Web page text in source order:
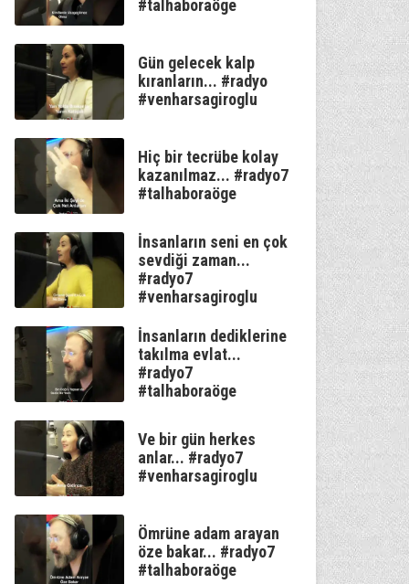
#talhaboraöge
Gün gelecek kalp
kıranların... #radyo
#venharsagiroglu
Hiç bir tecrübe kolay
kazanılmaz... #radyo7
#talhaboraöge
İnsanların seni en çok
sevdiği zaman...
#radyo7
#venharsagiroglu
İnsanların dediklerine
takılma evlat...
#radyo7
#talhaboraöge
Ve bir gün herkes
anlar... #radyo7
#venharsagiroglu
Ömrüne adam arayan
öze bakar... #radyo7
#talhaboraöge